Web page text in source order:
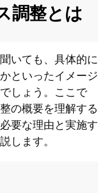
調整とは
いても、具体的に
といったイメージ
しょう。ここで
の概要を理解する
要な理由と実施す
します。